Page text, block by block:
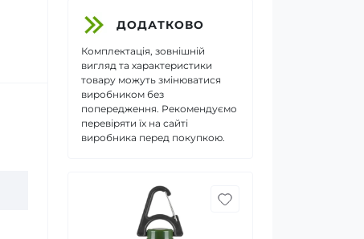
ДОДАТКОВО
Комплектація, зовнішній
вигляд та характеристики
товару можуть змінюватися
виробником без
попередження. Рекомендуємо
перевіряти їх на сайті
виробника перед покупкою.